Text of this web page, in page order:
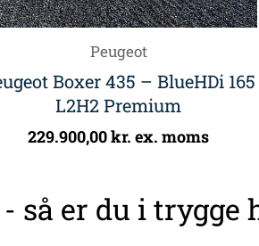
Peugeot
Boxer 435 – BlueHDi 165
L2H2 Premium
229.900,00kr. ex. moms
så er du i trygge